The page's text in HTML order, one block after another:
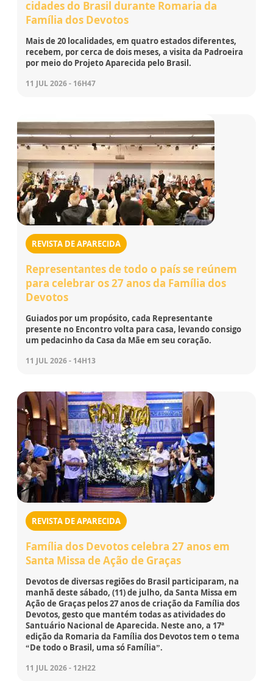
cidades do Brasil durante Romaria da
Família dos Devotos
Mais de 20 localidades, em quatro estados diferentes,
recebem, por cerca de dois meses, a visita da Padroeira
por meio do Projeto Aparecida pelo Brasil.
11 JUL 2026 - 16H47
REVISTA DE APARECIDA
Representantes de todo o país se reúnem
para celebrar os 27 anos da Família dos
Devotos
Guiados por um propósito, cada Representante
presente no Encontro volta para casa, levando consigo
um pedacinho da Casa da Mãe em seu coração.
11 JUL 2026 - 14H13
REVISTA DE APARECIDA
Família dos Devotos celebra 27 anos em
Santa Missa de Ação de Graças
Devotos de diversas regiões do Brasil participaram, na
manhã deste sábado, (11) de julho, da Santa Missa em
Ação de Graças pelos 27 anos de criação da Família dos
Devotos, gesto que mantém todas as atividades do
Santuário Nacional de Aparecida. Neste ano, a 17ª
edição da Romaria da Família dos Devotos tem o tema
“De todo o Brasil, uma só Família”.
11 JUL 2026 - 12H22